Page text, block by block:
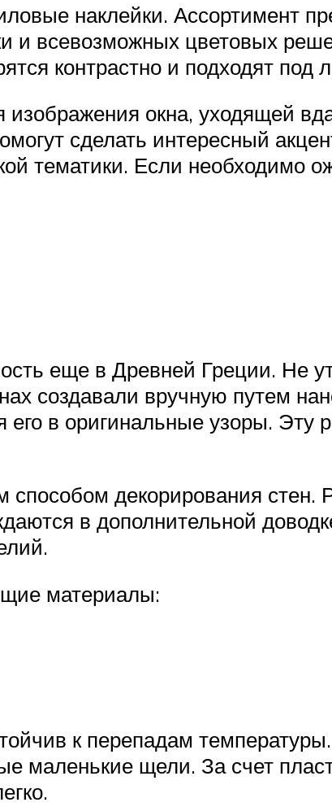
наклейки. Ассортимент
и всевозможных цветовых
контрастно и подходят под
окна, уходящей
сделать интересный
тематики. Если необходимо
еще в Древней Греции. Не
создавали вручную путем
его в оригинальные узоры. Эту
декорирования стен.
в дополнительной
материалы:
к перепадам
маленькие щели. За счет